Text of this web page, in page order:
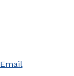
Email